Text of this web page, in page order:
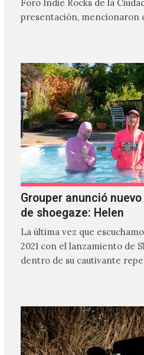
Foro Indie Rocks de la
presentación, mencionaron
Grouper anunció
de shoegaze: Helen
La última vez que
2021 con el lanzamiento de
dentro de su cautivante